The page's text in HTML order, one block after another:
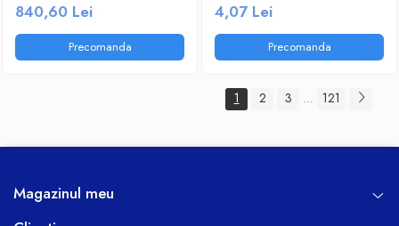
840,60 Lei
Precomanda
4,07 Lei
Precomanda
1 2 3 ... 121
Magazinul meu